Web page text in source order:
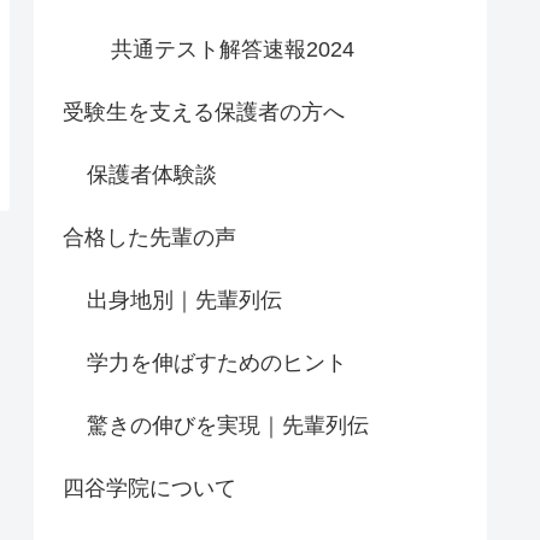
共通テスト解答速報2024
受験生を支える保護者の方へ
保護者体験談
合格した先輩の声
出身地別｜先輩列伝
学力を伸ばすためのヒント
驚きの伸びを実現｜先輩列伝
四谷学院について